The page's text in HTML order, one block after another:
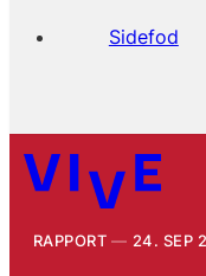
Sidefod
RAPPORT 24. SEP